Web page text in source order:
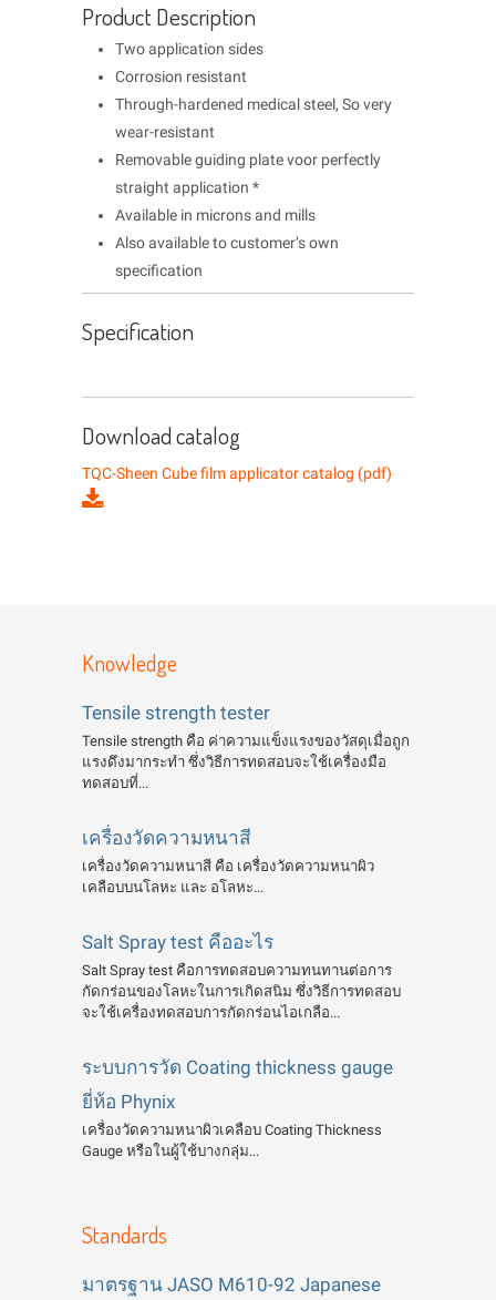
Product Description
Two application sides
Corrosion resistant
Through-hardened medical steel, So very
wear-resistant
Removable guiding plate voor perfectly
straight application *
Available in microns and mills
Also available to customer’s own
specification
Specification
Download catalog
TQC-Sheen Cube film applicator catalog (pdf)
Knowledge
Tensile strength tester
Tensile strength คือ ค่าความแข็งแรงของวัสดุเมื่อถูก
แรงดึงมากระทำ ซึ่งวิธีการทดสอบจะใช้เครื่องมือ
ทดสอบที่...
เครื่องวัดความหนาสี
เครื่องวัดความหนาสี คือ เครื่องวัดความหนาผิว
เคลือบบนโลหะ และ อโลหะ...
Salt Spray test คืออะไร
Salt Spray test คือการทดสอบความทนทานต่อการ
กัดกร่อนของโลหะในการเกิดสนิม ซึ่งวิธีการทดสอบ
จะใช้เครื่องทดสอบการกัดกร่อนไอเกลือ...
ระบบการวัด Coating thickness gauge
ยี่ห้อ Phynix
เครื่องวัดความหนาผิวเคลือบ Coating Thickness
Gauge หรือในผู้ใช้บางกลุ่ม...
Standards
มาตรฐาน JASO M610-92 Japanese